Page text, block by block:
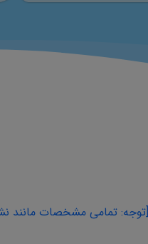
[توجه: تمامی مشخصات مانند